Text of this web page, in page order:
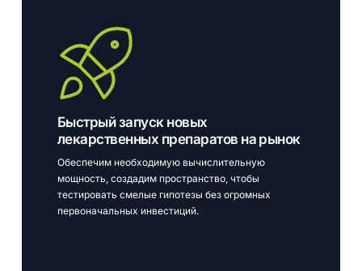
Быстрый запуск новых
лекарственных препаратов на рынок
Обеспечим необходимую вычислительную
мощность, создадим пространство, чтобы
тестировать смелые гипотезы без огромных
первоначальных инвестиций.